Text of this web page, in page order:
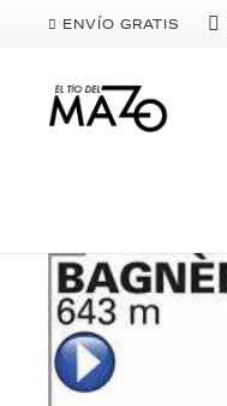
ENVÍO GRATIS